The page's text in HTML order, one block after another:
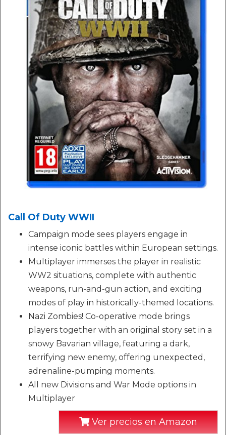
Call Of Duty WWII
Campaign mode sees players engage in
intense iconic battles within European settings.
Multiplayer immerses the player in realistic
WW2 situations, complete with authentic
weapons, run-and-gun action, and exciting
modes of play in historically-themed locations.
Nazi Zombies! Co-operative mode brings
players together with an original story set in a
snowy Bavarian village, featuring a dark,
terrifying new enemy, offering unexpected,
adrenaline-pumping moments.
All new Divisions and War Mode options in
Multiplayer
Ver precios en Amazon